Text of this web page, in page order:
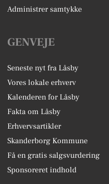
Administrer samtykke
GENVEJE
Seneste nyt fra Låsby
Vores lokale erhverv
Kalenderen for Låsby
Fakta om Låsby
Erhvervsartikler
Skanderborg Kommune
Få en gratis salgsvurdering
Sponsoreret indhold